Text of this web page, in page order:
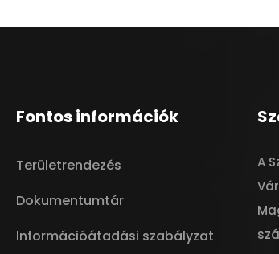
Fontos információk
Területrendezés
Dokumentumtár
Információátadási szabályzat
A